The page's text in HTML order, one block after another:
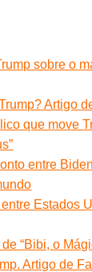
sobre o
Artigo
que move
entre
Estados
“Bibi, o
Artigo de